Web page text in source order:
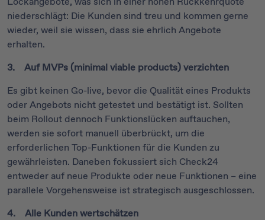
niederschlägt: Die Kunden sind treu und kommen gerne
wieder, weil sie wissen, dass sie ehrlich Angebote
erhalten.
3. Auf MVPs (minimal viable products) verzichten
Es gibt keinen Go-live, bevor die Qualität eines Produkts
oder Angebots nicht getestet und bestätigt ist. Sollten
beim Rollout dennoch Funktionslücken auftauchen,
werden sie sofort manuell überbrückt, um die
erforderlichen Top-Funktionen für die Kunden zu
gewährleisten. Daneben fokussiert sich Check24
entweder auf neue Produkte oder neue Funktionen – eine
parallele Vorgehensweise ist strategisch ausgeschlossen.
4. Alle Kunden wertschätzen